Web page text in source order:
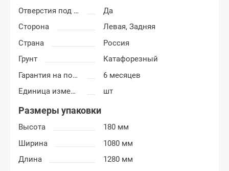
Отверстия под молдинг
Да
Сторона
Левая,Задняя
Страна
Россия
Грунт
Катафорезный
Гарантия на покраску
6 месяцев
Единица измерения
шт
Размеры упаковки
Высота
180 мм
Ширина
1080 мм
Длина
1280 мм